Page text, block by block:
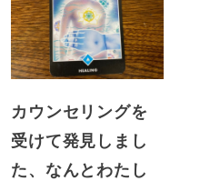
カウンセリングを
受けて発見しまし
た、なんとわたし